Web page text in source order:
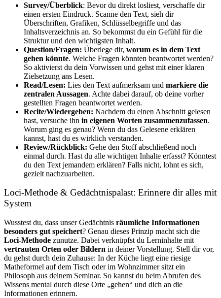
Survey/Überblick: Bevor du direkt losliest, verschaffe dir
einen ersten Eindruck. Scanne den Text, sieh dir
Überschriften, Grafiken, Schlüsselbegriffe und das
Inhaltsverzeichnis an. So bekommst du ein Gefühl für die
Struktur und den wichtigsten Inhalt.
Question/Fragen: Überlege dir, worum es in dem Text
gehen könnte. Welche Fragen könnten beantwortet werden?
So aktivierst du dein Vorwissen und gehst mit einer klaren
Zielsetzung ans Lesen.
Read/Lesen: Lies den Text aufmerksam und markiere die
zentralen Aussagen. Achte dabei darauf, ob deine vorher
gestellten Fragen beantwortet werden.
Recite/Wiedergeben: Nachdem du einen Abschnitt gelesen
hast, versuche ihn in eigenen Worten zusammenzufassen.
Worum ging es genau? Wenn du das Gelesene erklären
kannst, hast du es wirklich verstanden.
Review/Rückblick: Gehe den Stoff abschließend noch
einmal durch. Hast du alle wichtigen Inhalte erfasst? Könntest
du den Text jemandem erklären? Falls nicht, lohnt es sich,
gezielt nachzuarbeiten.
Loci-Methode & Gedächtnispalast: Erinnere dir alles mit
System
Wusstest du, dass unser Gedächtnis räumliche Informationen
besonders gut speichert? Genau dieses Prinzip macht sich die
Loci-Methode zunutze. Dabei verknüpfst du Lerninhalte mit
vertrauten Orten oder Bildern in deiner Vorstellung. Stell dir vor,
du gehst durch dein Zuhause: In der Küche liegt eine riesige
Matheformel auf dem Tisch oder im Wohnzimmer sitzt ein
Philosoph aus deinem Seminar. So kannst du beim Abrufen des
Wissens mental durch diese Orte „gehen“ und dich an die
Informationen erinnern.